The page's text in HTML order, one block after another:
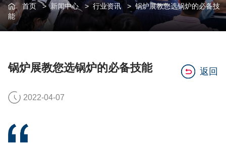
首页>新闻中心>行业资讯> 锅炉展教您选锅炉的必备技
能
锅炉展教您选锅炉的必备技能 返回
2022-04-07